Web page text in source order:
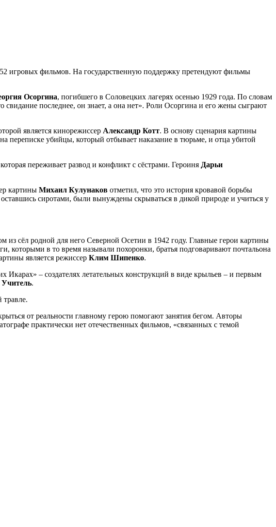
игровых фильмов. На государственную поддержку претендуют фильмы
Осоргина, погибшего в Соловецких лагерях осенью 1929 года. По словам
последнее, он знает, а она нет». Роли Осоргина и его жены сыграют
является кинорежиссер Александр Котт. В основу сценария картины
переписке убийцы, который отбывает наказание в тюрьме, и отца убитой
переживает развод и конфликт с сёстрами. Героиня Дарьи
картины Михаил Кулунаков отметил, что это история кровавой борьбы
сиротами, были вынуждены скрываться в дикой природе и учиться у
из сёл родной для него Северной Осетии в 1942 году. Главные герои картины
которыми в то время называли похоронки, братья подговаривают почтальона
является режиссер Клим Шипенко.
Икарах» – создателях летательных конструкций в виде крыльев – и первым
Учитель.
от реальности главному герою помогают занятия бегом. Авторы
практически нет отечественных фильмов, «связанных с темой